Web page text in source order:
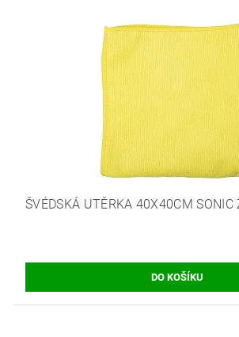
ŠVÉDSKÁ UTĚRKA 40X40CM SONIC